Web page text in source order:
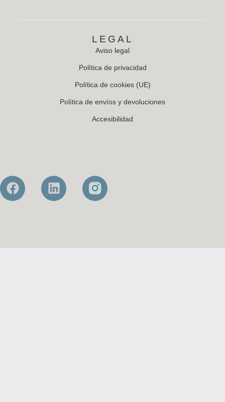
LEGAL
Aviso legal
Política de privacidad
Política de cookies (UE)
Política de envíos y devoluciones
Accesibilidad